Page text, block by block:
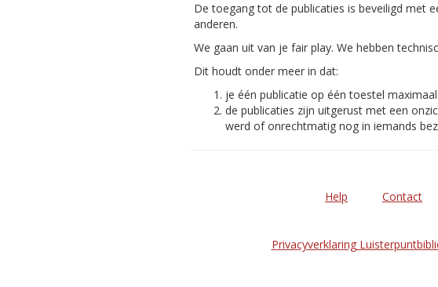
De toegang tot de publicaties is beveiligd met
anderen.
We gaan uit van je fair play. We hebben
Dit houdt onder meer in dat:
je één publicatie op één toestel
de publicaties zijn uitgerust met een
werd of onrechtmatig nog in iemands
Help Contact
Privacyverklaring